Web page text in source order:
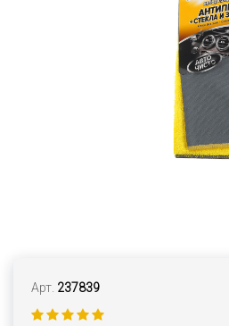
Арт. 237839